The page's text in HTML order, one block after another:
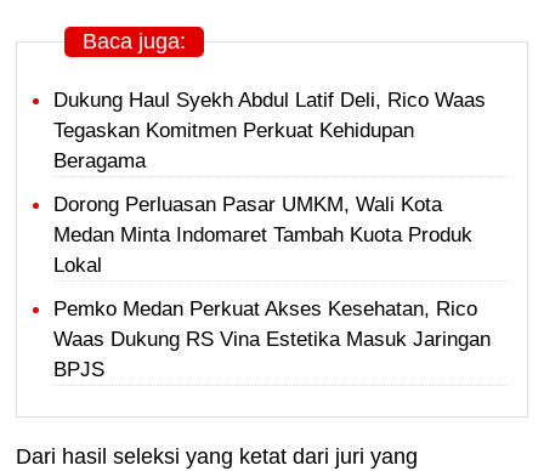
Baca juga:
Dukung Haul Syekh Abdul Latif Deli, Rico Waas
Tegaskan Komitmen Perkuat Kehidupan
Beragama
Dorong Perluasan Pasar UMKM, Wali Kota
Medan Minta Indomaret Tambah Kuota Produk
Lokal
Pemko Medan Perkuat Akses Kesehatan, Rico
Waas Dukung RS Vina Estetika Masuk Jaringan
BPJS
Dari hasil seleksi yang ketat dari juri yang